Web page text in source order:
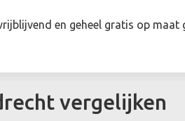
en geheel gratis op maat
vergelijken